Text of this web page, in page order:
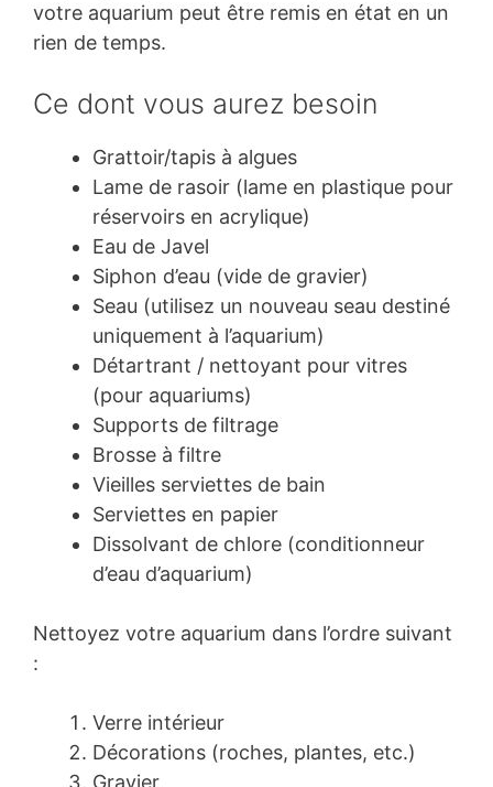
votre aquarium peut être remis en état en un
rien de temps.
Ce dont vous aurez besoin
Grattoir/tapis à algues
Lame de rasoir (lame en plastique pour
réservoirs en acrylique)
Eau de Javel
Siphon d’eau (vide de gravier)
Seau (utilisez un nouveau seau destiné
uniquement à l’aquarium)
Détartrant / nettoyant pour vitres
(pour aquariums)
Supports de filtrage
Brosse à filtre
Vieilles serviettes de bain
Serviettes en papier
Dissolvant de chlore (conditionneur
d’eau d’aquarium)
Nettoyez votre aquarium dans l’ordre suivant
:
Verre intérieur
Décorations (roches, plantes, etc.)
Gravier